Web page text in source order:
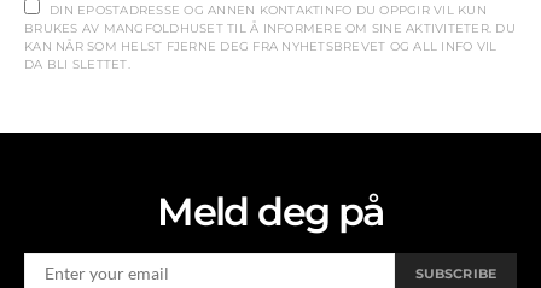
DIN EPOSTADRESSE OG ANNEN KONTAKTINFO DU OPPGIR VIL KUN
BRUKES AV MANGFOLDHUSET TIL Å INFORMERE OM SINE AKTIVITETER. DU
KAN NÅR SOM HELST FJERNE DEG FRA NYHETSBREVET OG ALL INFO VIL
DA BLI SLETTET.
Meld deg på
SUBSCRIBE